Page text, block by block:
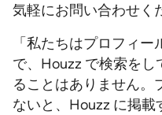
気軽にお問い合わせく
「私たちはプロフィ
で、Houzz で検索を
ることはありません。
ないと、Houzz に掲載